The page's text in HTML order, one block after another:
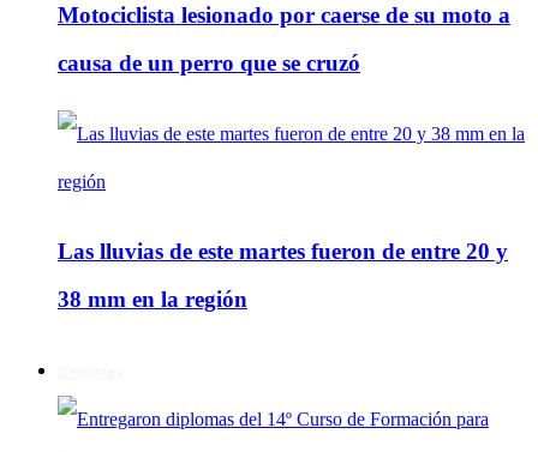
Motociclista lesionado por caerse de su moto a
causa de un perro que se cruzó
Las lluvias de este martes fueron de entre 20 y
38 mm en la región